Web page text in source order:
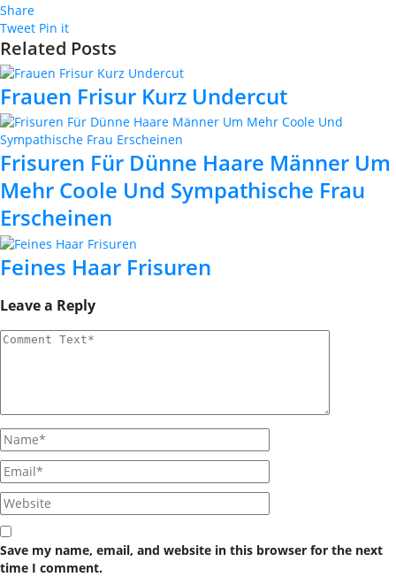
Share
Tweet Pin it
Related Posts
Frauen Frisur Kurz Undercut
Frisuren Für Dünne Haare Männer Um
Mehr Coole Und Sympathische Frau
Erscheinen
Feines Haar Frisuren
Leave a Reply
Save my name, email, and website in this browser for the next
time I comment.